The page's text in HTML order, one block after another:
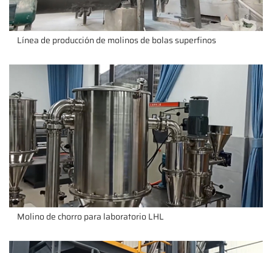
Línea de producción de molinos de bolas superfinos
Molino de chorro para laboratorio LHL